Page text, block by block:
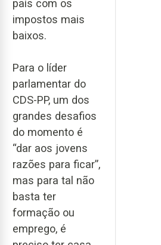
país com os
impostos mais
baixos.
Para o líder
parlamentar do
CDS-PP, um dos
grandes desafios
do momento é
“dar aos jovens
razões para ficar”,
mas para tal não
basta ter
formação ou
emprego, é